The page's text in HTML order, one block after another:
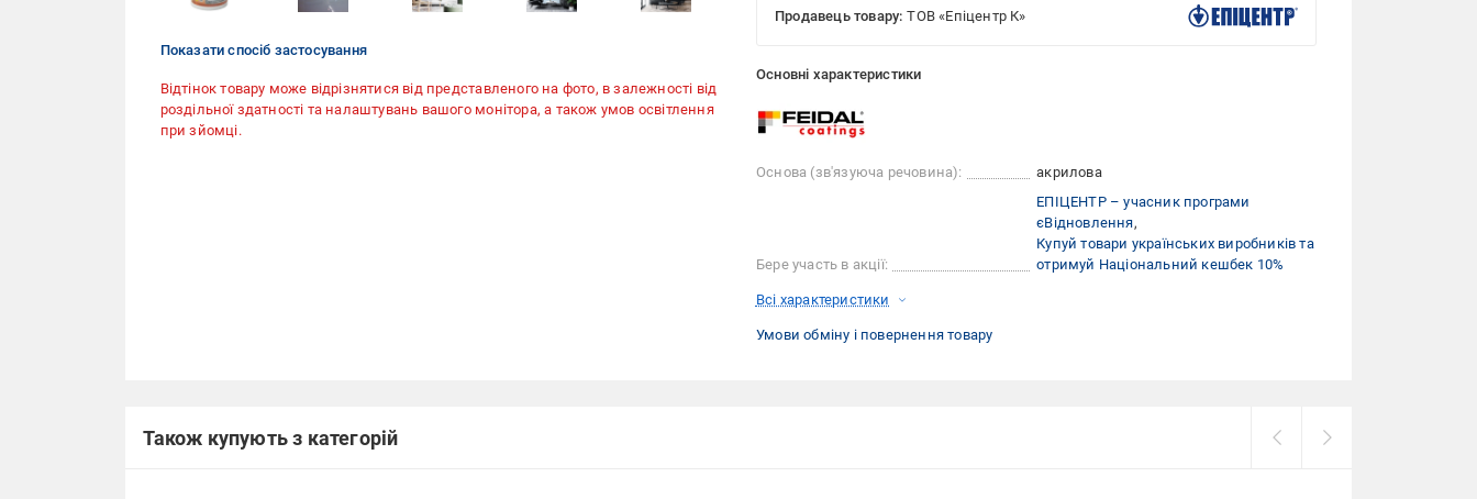
Показати спосіб застосування
Відтінок товару може відрізнятися від представленого на фото, в залежності від
роздільної здатності та налаштувань вашого монітора, а також умов освітлення
при зйомці.
Продавець товару: ТОВ «Епіцентр К»
Основні характеристики
Основа (зв'язуюча речовина): акрилова
Бере участь в акції:
ЕПІЦЕНТР – учасник програми
єВідновлення
Купуй товари українських виробників та
отримуй Національний кешбек 10%
Всі характеристики
Умови обміну і повернення товару
Також купують з категорій